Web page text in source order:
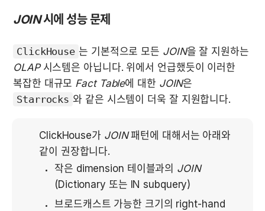
JOIN 시에 성능 문제
ClickHouse 는 기본적으로 모든 JOIN
OLAP 시스템은 아닙니다. 위에서 언급했듯이 이러한
복잡한 대규모 Fact Table에 대한 JOIN
Starrocks 와 같은 시스템이 더욱 잘 지원합니다.
ClickHouse가 JOIN 패턴에 대해서는 아래와
같이 권장합니다.
작은 dimension 테이블과의 JOIN
(Dictionary 또는 IN subquery)
브로드캐스트 가능한 크기의 right-hand